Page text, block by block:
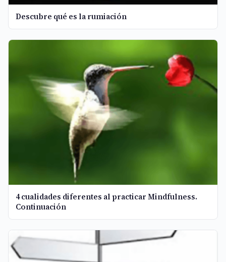
Descubre qué es la rumiación
4 cualidades diferentes al practicar Mindfulness.
Continuación